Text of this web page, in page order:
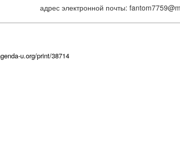
адрес электронной почты:
u.org/print/38714